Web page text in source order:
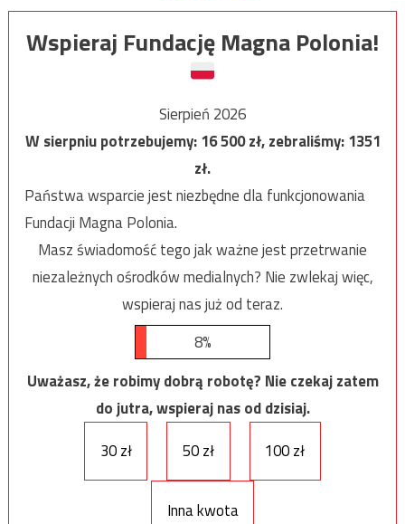
Wspieraj Fundację Magna Polonia!
Sierpień 2026
W sierpniu potrzebujemy:16 500zł, zebraliśmy:1351
zł.
Państwa wsparcie jest niezbędne dla funkcjonowania
Fundacji Magna Polonia.
Masz świadomość tego jak ważne jest przetrwanie
niezależnych ośrodków medialnych? Nie zwlekaj więc,
wspieraj nas już od teraz.
8%
Uważasz, że robimy dobrą robotę? Nie czekaj zatem
do jutra, wspieraj nas od dzisiaj.
30 zł
50 zł 100 zł
Inna kwota